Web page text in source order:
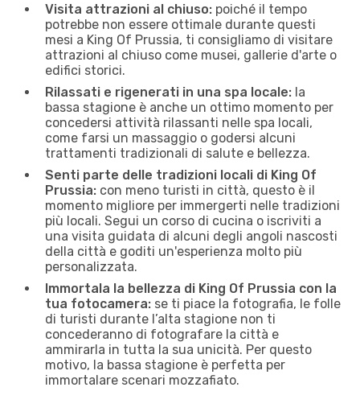
Visita attrazioni al chiuso: poiché il tempo
potrebbe non essere ottimale durante questi
mesi a King Of Prussia, ti consigliamo di visitare
attrazioni al chiuso come musei, gallerie d'arte o
edifici storici.
Rilassati e rigenerati in una spa locale: la
bassa stagione è anche un ottimo momento per
concedersi attività rilassanti nelle spa locali,
come farsi un massaggio o godersi alcuni
trattamenti tradizionali di salute e bellezza.
Senti parte delle tradizioni locali di King Of
Prussia: con meno turisti in città, questo è il
momento migliore per immergerti nelle tradizioni
più locali. Segui un corso di cucina o iscriviti a
una visita guidata di alcuni degli angoli nascosti
della città e goditi un'esperienza molto più
personalizzata.
Immortala la bellezza di King Of Prussia con la
tua fotocamera: se ti piace la fotografia, le folle
di turisti durante l’alta stagione non ti
concederanno di fotografare la città e
ammirarla in tutta la sua unicità. Per questo
motivo, la bassa stagione è perfetta per
immortalare scenari mozzafiato.